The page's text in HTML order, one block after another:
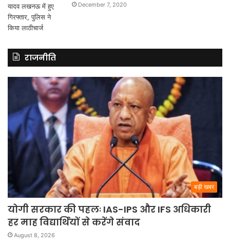
December 7, 2020
राजनीति
बड़ी खबर
योगी सरकार की पहलः IAS-IPS और IFS अधिकारी
हर माह विद्यार्थियों से करेंगे संवाद
August 8, 2026